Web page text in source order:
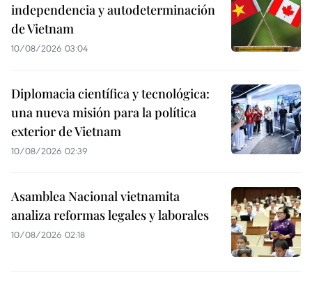
independencia y autodeterminación
de Vietnam
10/08/2026 03:04
Diplomacia científica y tecnológica:
una nueva misión para la política
exterior de Vietnam
10/08/2026 02:39
Asamblea Nacional vietnamita
analiza reformas legales y laborales
10/08/2026 02:18